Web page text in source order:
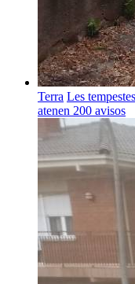
Terra Les
atenen 200 avisos